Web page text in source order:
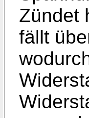
Zündet
fällt